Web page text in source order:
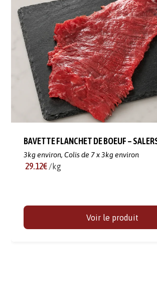
BAVETTE FLANCHET DE BOEUF –
3kg environ, Colis de 7 x 3kg environ
29.12€ /kg
Voir le produit